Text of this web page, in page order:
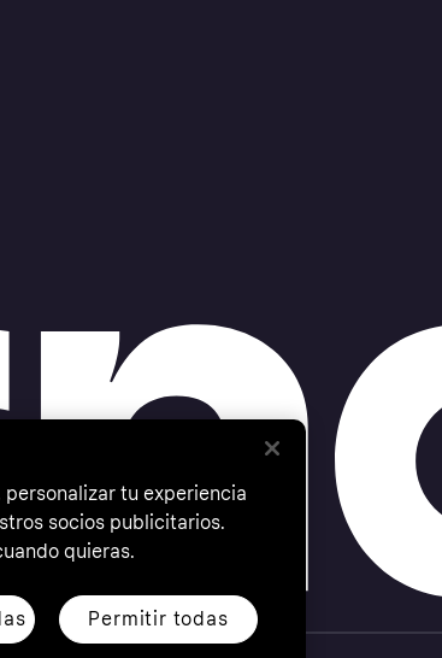
tu experiencia
socios publicitarios.
quieras.
Permitir todas